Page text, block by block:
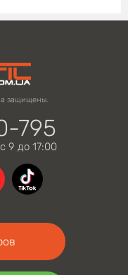
защищены.
795
9 до 17:00